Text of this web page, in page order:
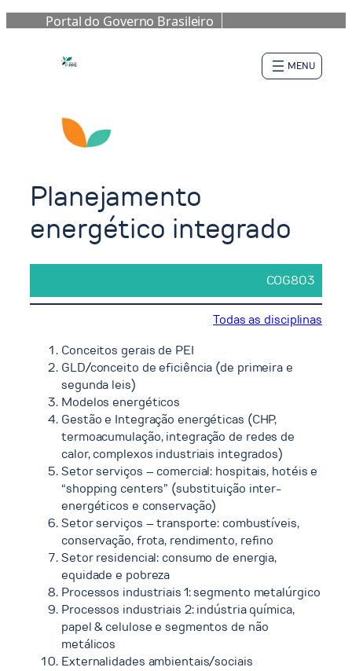
Portal do Governo Brasileiro
Planejamento
energético integrado
COG803
Todas as disciplinas
Conceitos gerais de PEI
GLD/conceito de eficiência (de primeira e
segunda leis)
Modelos energéticos
Gestão e Integração energéticas (CHP,
termoacumulação, integração de redes de
calor, complexos industriais integrados)
Setor serviços – comercial: hospitais, hotéis e
“shopping centers” (substituição inter-
energéticos e conservação)
Setor serviços – transporte: combustíveis,
conservação, frota, rendimento, refino
Setor residencial: consumo de energia,
equidade e pobreza
Processos industriais 1: segmento metalúrgico
Processos industriais 2: indústria química,
papel & celulose e segmentos de não
metálicos
Externalidades ambientais/sociais